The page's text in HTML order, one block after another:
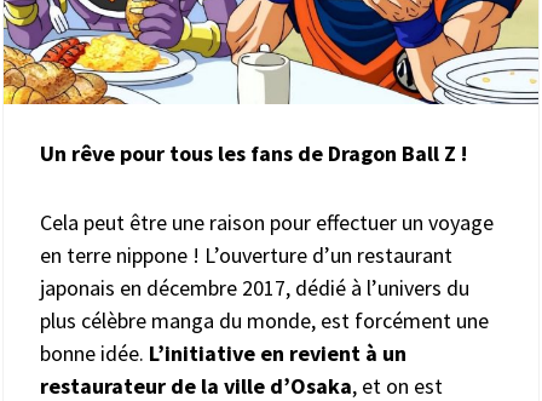
Un rêve pour tous les fans de Dragon Ball Z !
Cela peut être une raison pour effectuer un voyage
en terre nippone ! L’ouverture d’un restaurant
japonais en décembre 2017, dédié à l’univers du
plus célèbre manga du monde, est forcément une
bonne idée. L’initiative en revient à un
restaurateur de la ville d’Osaka, et on est